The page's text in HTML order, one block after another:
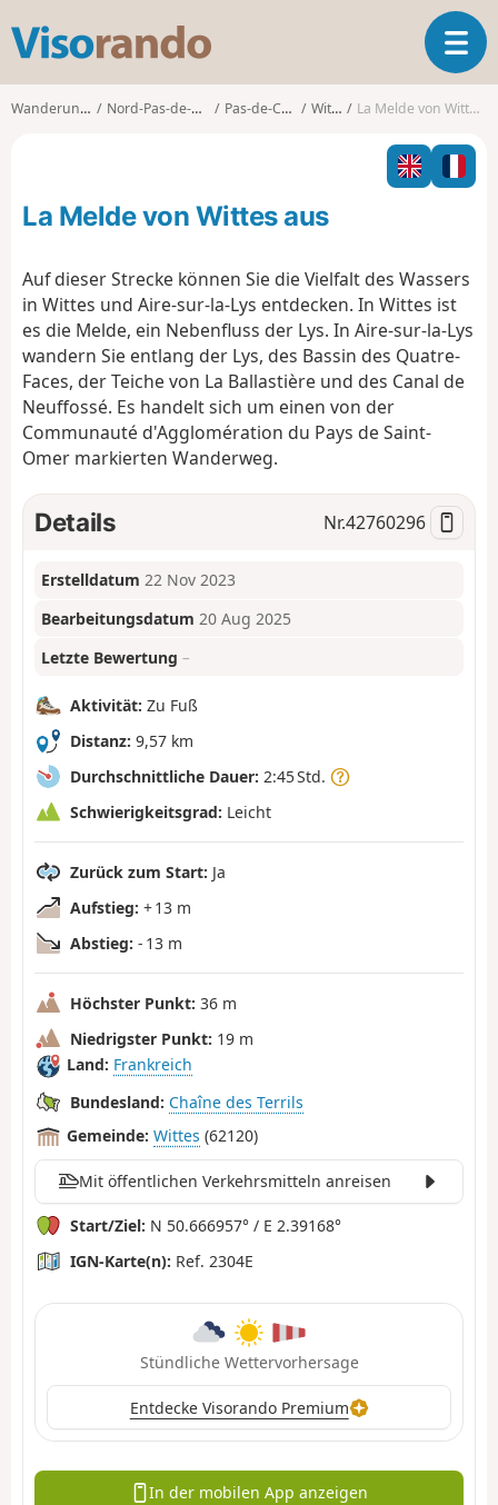
s
o
o
T
o
g
l
n
g
a
t
i
o
Wanderungen Nord-Pas-de-Calais Pas-de-Calais Wittes La Melde von Wittes aus
La Melde von Wittes aus
Auf dieser Strecke können Sie die Vielfalt des Wassers
in Wittes und Aire-sur-la-Lys entdecken. In Wittes ist
es die Melde, ein Nebenfluss der Lys. In Aire-sur-la-Lys
wandern Sie entlang der Lys, des Bassin des Quatre-
Faces, der Teiche von La Ballastière und des Canal de
Neuffossé. Es handelt sich um einen von der
Communauté d'Agglomération du Pays de Saint-
Omer markierten Wanderweg.
Details Nr.42760296
Erstelldatum 22 Nov 2023
Bearbeitungsdatum 20 Aug 2025
Letzte Bewertung –
Aktivität: Zu Fuß
Distanz: 9,57 km
Durchschnittliche Dauer: 2:45 Std.
Schwierigkeitsgrad: Leicht
Zurück zum Start: Ja
Aufstieg: + 13 m
Abstieg: - 13 m
Höchster Punkt: 36 m
Niedrigster Punkt: 19 m
Land: Frankreich
Bundesland: Chaîne des Terrils
Gemeinde: Wittes (62120)
Mit öffentlichen Verkehrsmitteln anreisen
Start/Ziel: N 50.666957° / E 2.39168°
IGN-Karte(n): Ref. 2304E
Stündliche Wettervorhersage
Entdecke Visorando Premium
In der mobilen App anzeigen